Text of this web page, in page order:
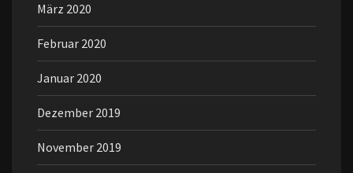
März 2020
Februar 2020
Januar 2020
Dezember 2019
November 2019